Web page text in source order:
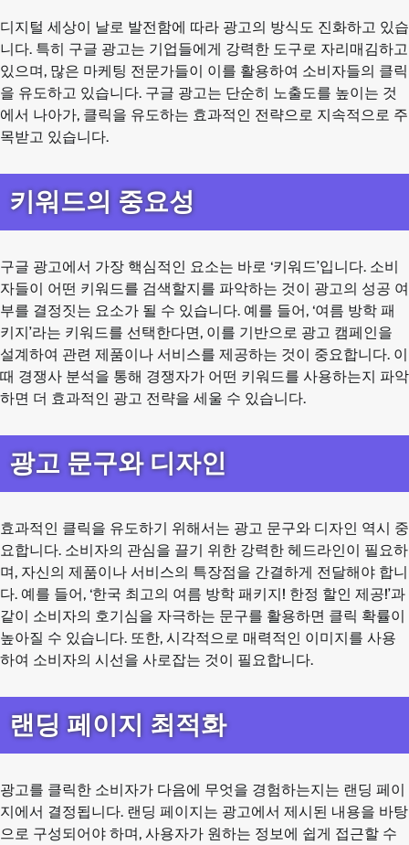
디지털 세상이 날로 발전함에 따라 광고의 방식도 진화하고 있습
니다. 특히 구글 광고는 기업들에게 강력한 도구로 자리매김하고
있으며, 많은 마케팅 전문가들이 이를 활용하여 소비자들의 클릭
을 유도하고 있습니다. 구글 광고는 단순히 노출도를 높이는 것
에서 나아가, 클릭을 유도하는 효과적인 전략으로 지속적으로 주
목받고 있습니다.
키워드의 중요성
구글 광고에서 가장 핵심적인 요소는 바로 ‘키워드’입니다. 소비
자들이 어떤 키워드를 검색할지를 파악하는 것이 광고의 성공 여
부를 결정짓는 요소가 될 수 있습니다. 예를 들어, ‘여름 방학 패
키지’라는 키워드를 선택한다면, 이를 기반으로 광고 캠페인을
설계하여 관련 제품이나 서비스를 제공하는 것이 중요합니다. 이
때 경쟁사 분석을 통해 경쟁자가 어떤 키워드를 사용하는지 파악
하면 더 효과적인 광고 전략을 세울 수 있습니다.
광고 문구와 디자인
효과적인 클릭을 유도하기 위해서는 광고 문구와 디자인 역시 중
요합니다. 소비자의 관심을 끌기 위한 강력한 헤드라인이 필요하
며, 자신의 제품이나 서비스의 특장점을 간결하게 전달해야 합니
다. 예를 들어, ‘한국 최고의 여름 방학 패키지! 한정 할인 제공!’과
같이 소비자의 호기심을 자극하는 문구를 활용하면 클릭 확률이
높아질 수 있습니다. 또한, 시각적으로 매력적인 이미지를 사용
하여 소비자의 시선을 사로잡는 것이 필요합니다.
랜딩 페이지 최적화
광고를 클릭한 소비자가 다음에 무엇을 경험하는지는 랜딩 페이
지에서 결정됩니다. 랜딩 페이지는 광고에서 제시된 내용을 바탕
으로 구성되어야 하며, 사용자가 원하는 정보에 쉽게 접근할 수